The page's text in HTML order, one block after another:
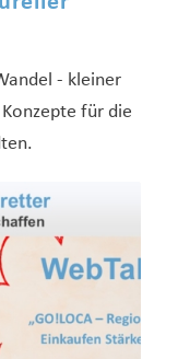
- kleiner
für die